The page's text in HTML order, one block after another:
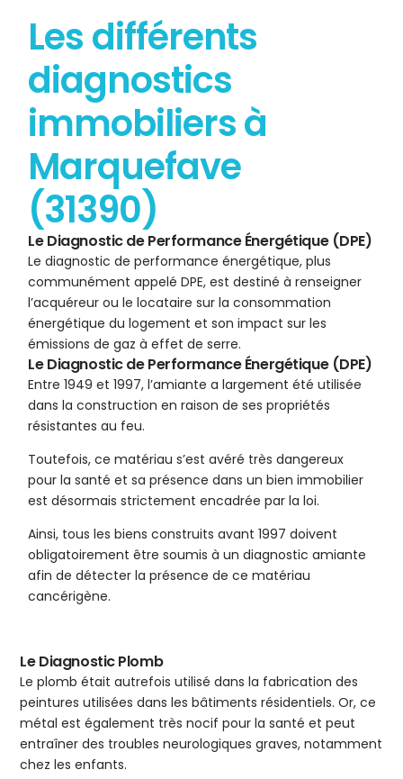
Les différents
diagnostics
immobiliers à
Marquefave
(31390)
Le Diagnostic de Performance Énergétique (DPE)
Le diagnostic de performance énergétique, plus
communément appelé DPE, est destiné à renseigner
l’acquéreur ou le locataire sur la consommation
énergétique du logement et son impact sur les
émissions de gaz à effet de serre.
Le Diagnostic de Performance Énergétique (DPE)
Entre 1949 et 1997, l’amiante a largement été utilisée
dans la construction en raison de ses propriétés
résistantes au feu.
Toutefois, ce matériau s’est avéré très dangereux
pour la santé et sa présence dans un bien immobilier
est désormais strictement encadrée par la loi.
Ainsi, tous les biens construits avant 1997 doivent
obligatoirement être soumis à un diagnostic amiante
afin de détecter la présence de ce matériau
cancérigène.
Le Diagnostic Plomb
Le plomb était autrefois utilisé dans la fabrication des
peintures utilisées dans les bâtiments résidentiels. Or, ce
métal est également très nocif pour la santé et peut
entraîner des troubles neurologiques graves, notamment
chez les enfants.